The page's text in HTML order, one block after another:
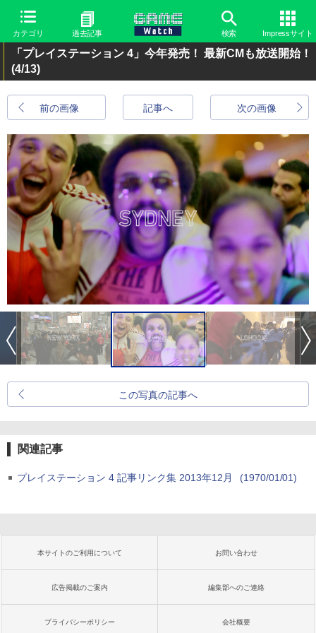
カテゴリ 過去記事 検索 Impressサイト
「プレイステーション 4」今年発売！ 最新CMも放送開始！
(4/13)
前の画像 次の画像
記事へ
この写真の記事へ
関連記事
プレイステーション 4 記事リンク集 2013年12月 (1970/01/01)
本サイトのご利用について お問い合わせ
広告掲載のご案内 編集部へのご連絡
プライバシーポリシー 会社概要